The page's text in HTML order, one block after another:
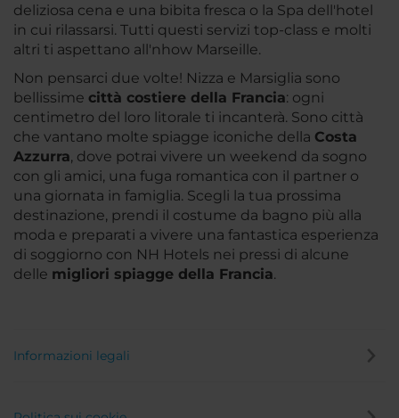
deliziosa cena e una bibita fresca o la Spa dell'hotel
in cui rilassarsi. Tutti questi servizi top-class e molti
altri ti aspettano all'nhow Marseille.
Non pensarci due volte! Nizza e Marsiglia sono
bellissime città costiere della Francia: ogni
centimetro del loro litorale ti incanterà. Sono città
che vantano molte spiagge iconiche della Costa
Azzurra, dove potrai vivere un weekend da sogno
con gli amici, una fuga romantica con il partner o
una giornata in famiglia. Scegli la tua prossima
destinazione, prendi il costume da bagno più alla
moda e preparati a vivere una fantastica esperienza
di soggiorno con NH Hotels nei pressi di alcune
delle migliori spiagge della Francia.
Informazioni legali